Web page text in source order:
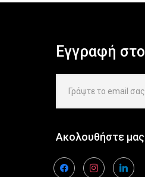
Εγγραφή
Ακολουθήστε μας
facebookinstagramlinkedin